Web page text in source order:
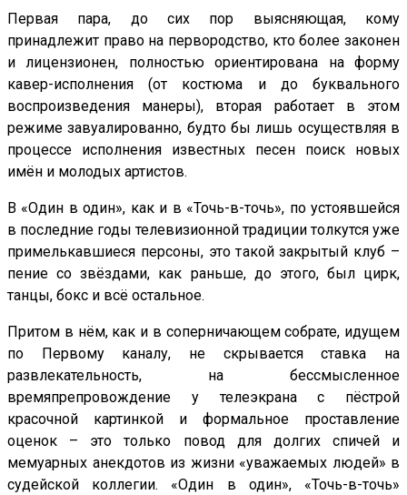
Первая пара, до сих пор выясняющая, кому
принадлежит право на первородство, кто более законен
и лицензионен, полностью ориентирована на форму
кавер-исполнения (от костюма и до буквального
воспроизведения манеры), вторая работает в этом
режиме завуалированно, будто бы лишь осуществляя в
процессе исполнения известных песен поиск новых
имён и молодых артистов.
В «Один в один», как и в «Точь-в-точь», по устоявшейся
в последние годы телевизионной традиции толкутся уже
примелькавшиеся персоны, это такой закрытый клуб –
пение со звёздами, как раньше, до этого, был цирк,
танцы, бокс и всё остальное.
Притом в нём, как и в соперничающем собрате, идущем
по Первому каналу, не скрывается ставка на
развлекательность, на бессмысленное
времяпрепровождение у теле­экрана с пёстрой
красочной картинкой и формальное проставление
оценок – это только повод для долгих спичей и
мемуарных анекдотов из жизни «уважаемых людей» в
судейской коллегии. «Один в один», «Точь-в-точь»